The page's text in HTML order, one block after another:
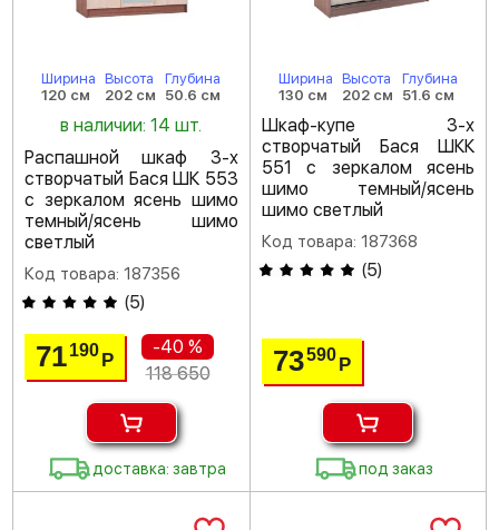
Ширина
120 см
Высота
202 см
Глубина
50.6 см
в наличии: 14 шт.
Распашной шкаф 3-х
створчатый Бася ШК 553
с зеркалом ясень шимо
темный/ясень шимо
светлый
Код товара: 187356
(5)
71190Р
-40 %
118 650
доставка: завтра
Ширина
130 см
Высота
202 см
Глубина
51.6 см
Шкаф-купе 3-х
створчатый Бася ШКК
551 с зеркалом ясень
шимо темный/ясень
шимо светлый
Код товара: 187368
(5)
73590 Р
под заказ